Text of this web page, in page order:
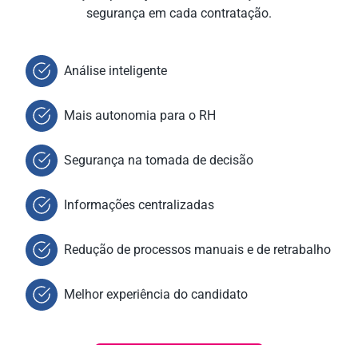
segurança em cada contratação.
Análise inteligente
Mais autonomia para o RH
Segurança na tomada de decisão
Informações centralizadas
Redução de processos manuais e de retrabalho
Melhor experiência do candidato